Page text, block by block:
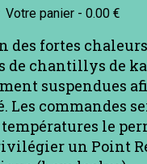
Votre panier - 0.00 €
des fortes
de chantillys de
suspendues
Les commandes
températures le
un Point